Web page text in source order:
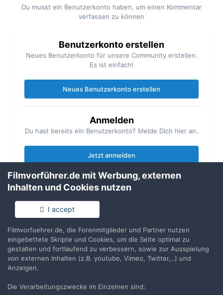
Du musst ein Benutzerkonto haben, um einen Kommentar
verfassen zu können
Benutzerkonto erstellen
Neues Benutzerkonto für unsere Community erstellen.
Es ist einfach!
Neues Benutzerkonto erstellen
Anmelden
Du hast bereits ein Benutzerkonto? Melde Dich hier an.
Jetzt anmelden
Teilen
Zur Themenübersicht
Filmvorführer.de via Google durchsuchen:
Filmvorführer.de mit Werbung, externen
Inhalten und Cookies nutzen
I accept
Filmvorfuehrer.de, die Forenmitglieder und Partner nutzen
eingebettete Skripte und Cookies, um die Seite optimal zu
gestalten und fortlaufend zu verbessern, sowie zur Ausspielung
von externen Inhalten (z.B. youtube, Vimeo, Twitter,..) und
Anzeigen.
Die Verarbeitungszwecke im Einzelnen sind: